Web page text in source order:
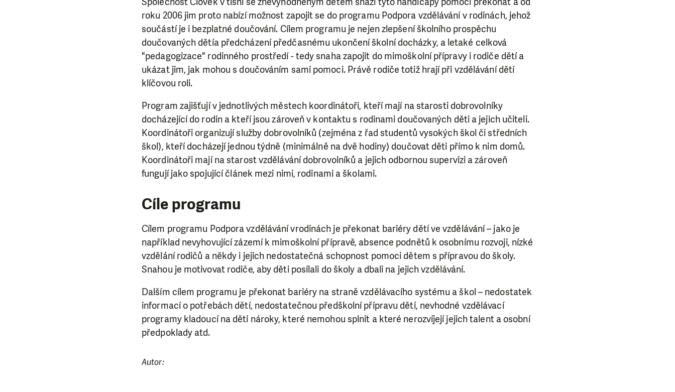
roku 2006 jim proto nabízí možnost zapojit se do programu Podpora vzdělávání v rodinách, jehož
součástí je i bezplatné doučování. Cílem programu je nejen zlepšení školního prospěchu
doučovaných dětía předcházení předčasnému ukončení školní docházky, a letaké celková
"pedagogizace" rodinného prostředí - tedy snaha zapojit do mimoškolní přípravy i rodiče dětí a
ukázat jim, jak mohou s doučováním sami pomoci. Právě rodiče totiž hrají při vzdělávání dětí
klíčovou roli.
Program zajišťují v jednotlivých městech koordinátoři, kteří mají na starosti dobrovolníky
docházející do rodin a kteří jsou zároveň v kontaktu s rodinami doučovaných děti a jejich učiteli.
Koordinátoři organizují služby dobrovolníků (zejména z řad studentů vysokých škol či středních
škol), kteří docházejí jednou týdně (minimálně na dvě hodiny) doučovat děti přímo k nim domů.
Koordinátoři mají na starost vzdělávání dobrovolníků a jejich odbornou supervizi a zároveň
fungují jako spojující článek mezi nimi, rodinami a školami.
Cíle programu
Cílem programu Podpora vzdělávání vrodinách je překonat bariéry dětí ve vzdělávání – jako je
například nevyhovující zázemí k mimoškolní přípravě, absence podnětů k osobnímu rozvoji, nízké
vzdělání rodičů a někdy i jejich nedostatečná schopnost pomoci dětem s přípravou do školy.
Snahou je motivovat rodiče, aby děti posílali do školy a dbali na jejich vzdělávání.
Dalším cílem programu je překonat bariéry na straně vzdělávacího systému a škol – nedostatek
informací o potřebách dětí, nedostatečnou předškolní přípravu dětí, nevhodné vzdělávací
programy kladoucí na děti nároky, které nemohou splnit a které nerozvíjejí jejich talent a osobní
předpoklady atd.
Autor:
Abychom mohli pomáhat smysluplně, neobejdeme se bez Vaší podpory. Ať už se nám
rozhodnete pomoci jedním darem nebo se stanete pravidelným dárcem Klubu přátel, Vaše
dary nám umožní pomoci vždy tam, kde je to nejvíce potřeba.
DAROVAT DAROVAT PRAVIDELNĚ